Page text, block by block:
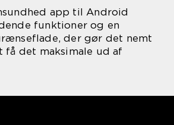
app til Android
funktioner og en
der gør det nemt
få det maksimale ud af